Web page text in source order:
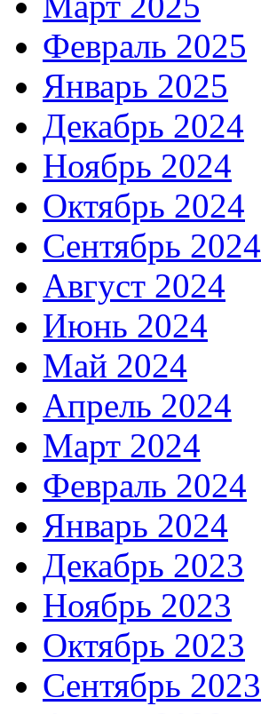
Февраль 2025
Январь 2025
Декабрь 2024
Ноябрь 2024
Октябрь 2024
Сентябрь 2024
Август 2024
Июнь 2024
Май 2024
Апрель 2024
Март 2024
Февраль 2024
Январь 2024
Декабрь 2023
Ноябрь 2023
Октябрь 2023
Сентябрь 2023